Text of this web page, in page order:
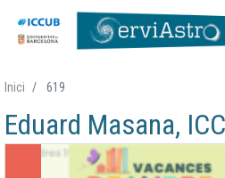
Inici 619
Eduard Masana,